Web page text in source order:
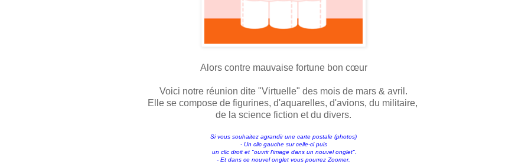
Alors contre mauvaise fortune bon cœur
Voici notre réunion dite "Virtuelle" des mois de mars & avril.
Elle se compose de figurines, d'aquarelles, d'avions, du militaire,
de la science fiction et du divers.
Si vous souhaitez agrandir une carte postale (photos)
- Un clic gauche sur celle-ci puis
un clic droit et "ouvrir l'image dans un nouvel onglet".
- Et dans ce nouvel onglet vous pourrez Zoomer.